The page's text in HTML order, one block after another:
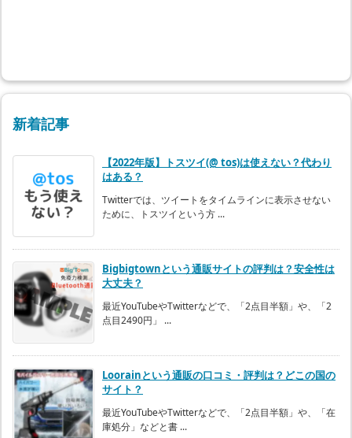
新着記事
【2022年版】トスツイ(@ tos)は使えない？代わり
はある？
Twitterでは、ツイートをタイムラインに表示させない
ために、トスツイという方 ...
Bigbigtownという通販サイトの評判は？安全性は
大丈夫？
最近YouTubeやTwitterなどで、「2点目半額」や、「2
点目2490円」 ...
Loorainという通販の口コミ・評判は？どこの国の
サイト？
最近YouTubeやTwitterなどで、「2点目半額」や、「在
庫処分」などと書 ...